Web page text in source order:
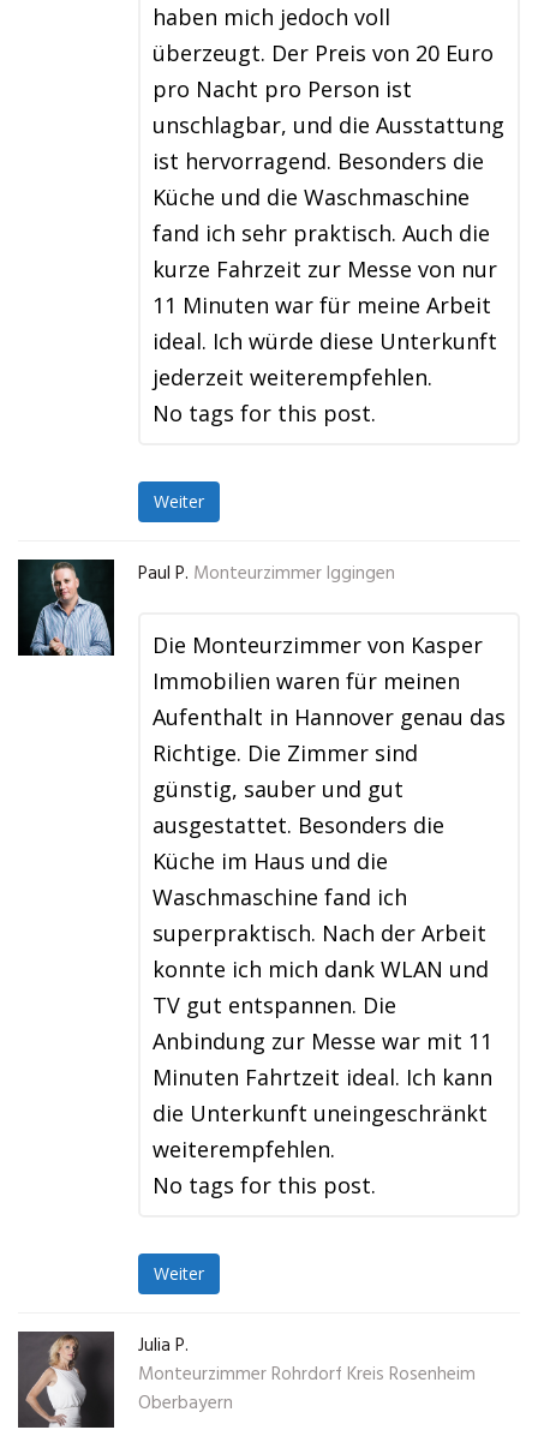
haben mich jedoch voll
überzeugt. Der Preis von 20 Euro
pro Nacht pro Person ist
unschlagbar, und die Ausstattung
ist hervorragend. Besonders die
Küche und die Waschmaschine
fand ich sehr praktisch. Auch die
kurze Fahrzeit zur Messe von nur
11 Minuten war für meine Arbeit
ideal. Ich würde diese Unterkunft
jederzeit weiterempfehlen.
No tags for this post.
Weiter
Paul P. Monteurzimmer Iggingen
Die Monteurzimmer von Kasper
Immobilien waren für meinen
Aufenthalt in Hannover genau das
Richtige. Die Zimmer sind
günstig, sauber und gut
ausgestattet. Besonders die
Küche im Haus und die
Waschmaschine fand ich
superpraktisch. Nach der Arbeit
konnte ich mich dank WLAN und
TV gut entspannen. Die
Anbindung zur Messe war mit 11
Minuten Fahrtzeit ideal. Ich kann
die Unterkunft uneingeschränkt
weiterempfehlen.
No tags for this post.
Weiter
Julia P.
Monteurzimmer Rohrdorf Kreis Rosenheim
Oberbayern